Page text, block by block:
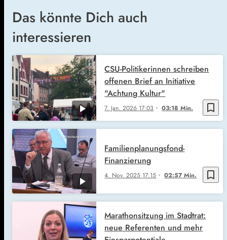
Das könnte Dich auch
interessieren
bookmark_border
7. Jan. 2026 17:03 03:18 Min.
CSU-Politikerinnen schreiben
offenen Brief an Initiative
"Achtung Kultur"
bookmark_border
4. Nov. 2025 17:15 02:57 Min.
Familienplanungsfond-
Finanzierung
Marathonsitzung im Stadtrat:
neue Referenten und mehr